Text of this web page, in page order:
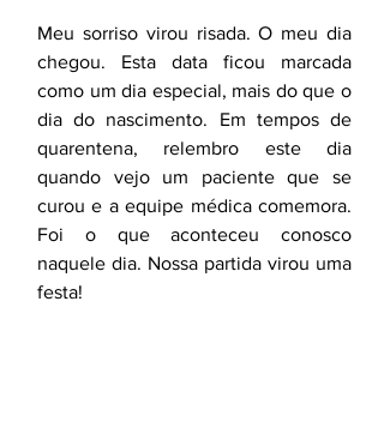
Meu sorriso virou risada. O meu dia
chegou. Esta data ficou marcada
como um dia especial, mais do que o
dia do nascimento. Em tempos de
quarentena, relembro este dia
quando vejo um paciente que se
curou e a equipe médica comemora.
Foi o que aconteceu conosco
naquele dia. Nossa partida virou uma
festa!